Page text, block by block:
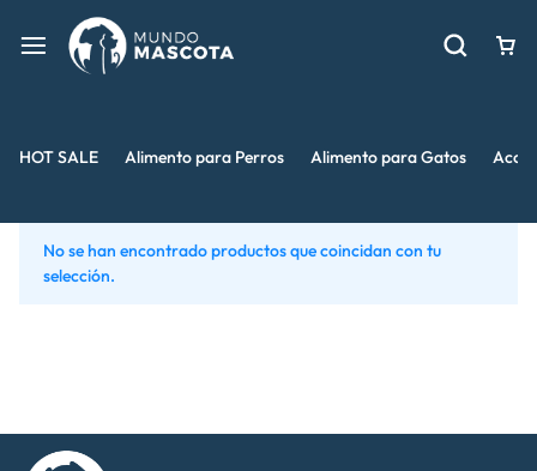
HOT SALE Alimento para Perros Alimento para Gatos
No se han encontrado productos que coincidan con tu
selección.